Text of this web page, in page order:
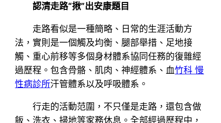
認清走路“揪”出安康題目
走路看似是一種簡略、日常的生涯活動方
法，實則是一個觸及均衡、腿部舉措、足地接
觸、重心前移等多個身材體系協同任務的復雜經
過歷程。包含骨骼、肌肉、神經體系、血竹科 慢
性病診所汗管體系以及呼吸體系。
行走的活動范圍，不只僅是走路，還包含做
飯、洗衣、掃地等家務休息。全部經過歷程中，